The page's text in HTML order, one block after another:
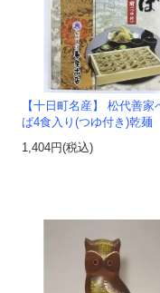
【十日町名産】 松代善家
ば4食入り(つゆ付き)乾麺
1,404円(税込)